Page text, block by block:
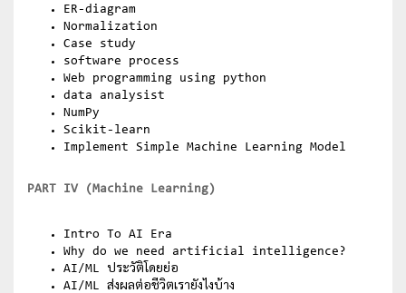
ER-diagram
Normalization
Case study
software process
Web programming using python
data analysist
NumPy
Scikit-learn
Implement Simple Machine Learning Model
PART IV (Machine Learning)
Intro To AI Era
Why do we need artificial intelligence?
AI/ML ประวัติโดยย่อ
AI/ML ส่งผลต่อชีวิตเรายังไงบ้าง